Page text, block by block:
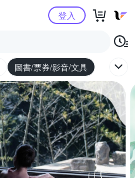
Yahoo購物中心登入
圖書/票券/影音/文具